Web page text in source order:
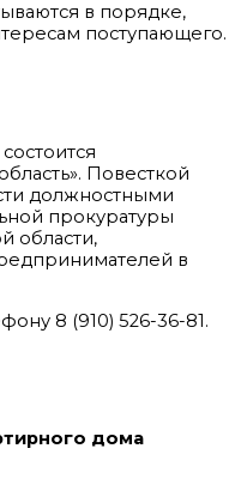
в порядке,
поступающего.
Повесткой
должностными
прокуратуры
области,
в
8 (910) 526-36-81.
дома